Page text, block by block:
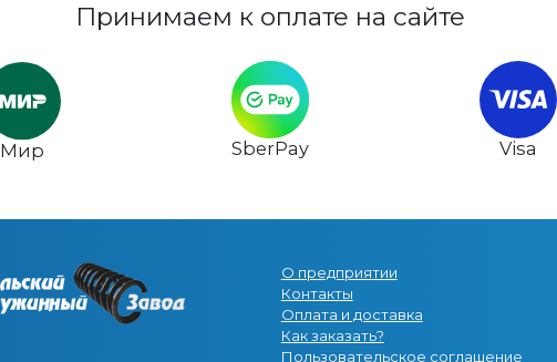
Принимаем к оплате на сайте
Мир SberPay Visa
О предприятии
Контакты
Оплата и доставка
Как заказать?
Пользовательское соглашение